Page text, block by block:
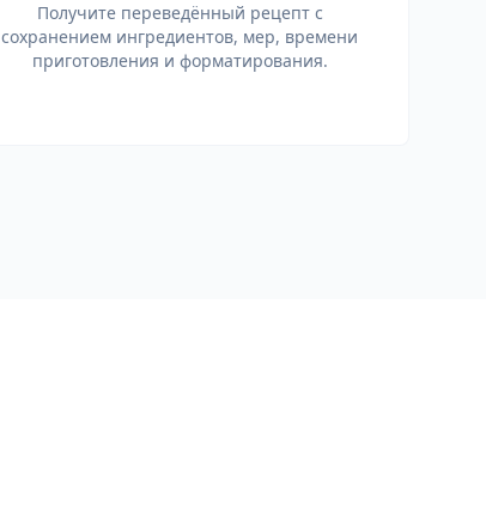
Получите переведённый рецепт с
сохранением ингредиентов, мер, времени
приготовления и форматирования.